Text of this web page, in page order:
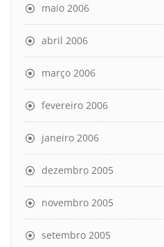
maio 2006
abril 2006
março 2006
fevereiro 2006
janeiro 2006
dezembro 2005
novembro 2005
setembro 2005